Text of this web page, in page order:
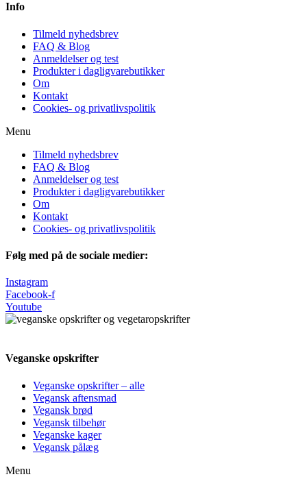
Info
Tilmeld nyhedsbrev
FAQ & Blog
Anmeldelser og test
Produkter i dagligvarebutikker
Om
Kontakt
Cookies- og privatlivspolitik
Menu
Tilmeld nyhedsbrev
FAQ & Blog
Anmeldelser og test
Produkter i dagligvarebutikker
Om
Kontakt
Cookies- og privatlivspolitik
Følg med på de sociale medier:
Instagram
Facebook-f
Youtube
Veganske opskrifter
Veganske opskrifter – alle
Vegansk aftensmad
Vegansk brød
Vegansk tilbehør
Veganske kager
Vegansk pålæg
Menu